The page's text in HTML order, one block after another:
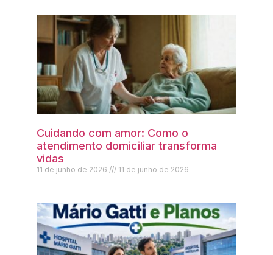
Cuidando com amor: Como o
atendimento domiciliar transforma
vidas
11 de junho de 2026 11 de junho de 2026